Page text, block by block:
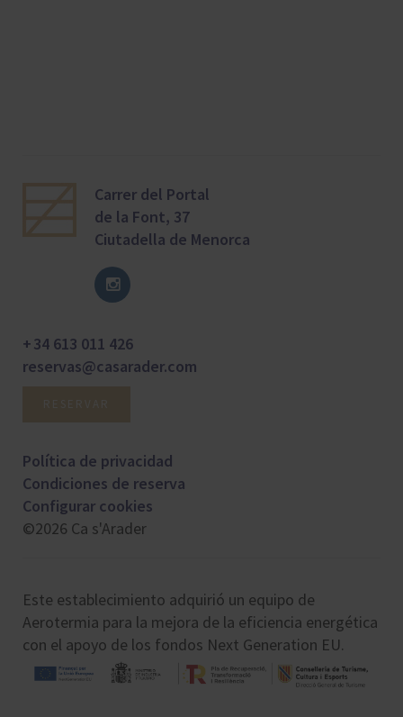
Carrer del Portal
de la Font, 37
Ciutadella de Menorca
+ 34 613 011 426
reservas@casarader.com
Política de privacidad
Condiciones de reserva
Configurar cookies
©2026 Ca s'Arader
Este establecimiento adquirió un equipo de
Aerotermia para la mejora de la eficiencia energética
con el apoyo de los fondos Next Generation EU.